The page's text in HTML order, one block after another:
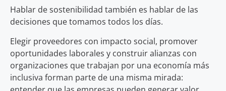
Hablar de sostenibilidad también es hablar de las
decisiones que tomamos todos los días.
Elegir proveedores con impacto social, promover
oportunidades laborales y construir alianzas con
organizaciones que trabajan por una economía más
inclusiva forman parte de una misma mirada: